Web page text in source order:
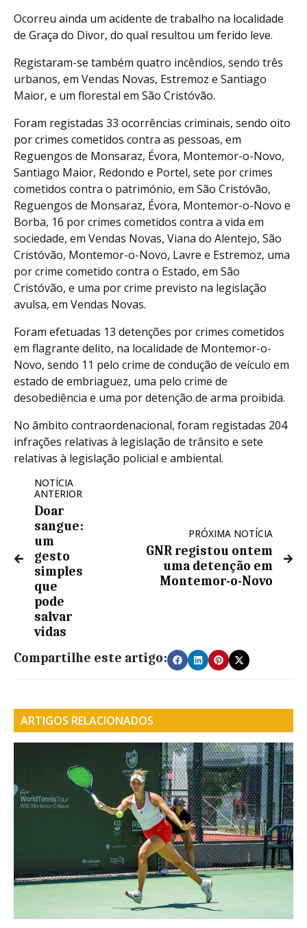
Ocorreu ainda um acidente de trabalho na localidade
de Graça do Divor, do qual resultou um ferido leve.
Registaram-se também quatro incêndios, sendo três
urbanos, em Vendas Novas, Estremoz e Santiago
Maior, e um florestal em São Cristóvão.
Foram registadas 33 ocorrências criminais, sendo oito
por crimes cometidos contra as pessoas, em
Reguengos de Monsaraz, Évora, Montemor-o-Novo,
Santiago Maior, Redondo e Portel, sete por crimes
cometidos contra o património, em São Cristóvão,
Reguengos de Monsaraz, Évora, Montemor-o-Novo e
Borba, 16 por crimes cometidos contra a vida em
sociedade, em Vendas Novas, Viana do Alentejo, São
Cristóvão, Montemor-o-Novo, Lavre e Estremoz, uma
por crime cometido contra o Estado, em São
Cristóvão, e uma por crime previsto na legislação
avulsa, em Vendas Novas.
Foram efetuadas 13 detenções por crimes cometidos
em flagrante delito, na localidade de Montemor-o-
Novo, sendo 11 pelo crime de condução de veículo em
estado de embriaguez, uma pelo crime de
desobediência e uma por detenção de arma proibida.
No âmbito contraordenacional, foram registadas 204
infrações relativas à legislação de trânsito e sete
relativas à legislação policial e ambiental.
NOTÍCIA
ANTERIOR
Doar
sangue:
um
gesto
simples
que
pode
salvar
vidas
PRÓXIMA NOTÍCIA
GNR registou ontem
uma detenção em
Montemor-o-Novo
Compartilhe este artigo:
ARTIGOS RELACIONADOS